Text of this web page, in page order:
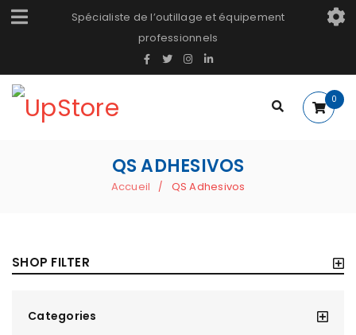
Spécialiste de l’outillage et équipement
professionnels
0
QS ADHESIVOS
Accueil / QS Adhesivos
SHOP FILTER
Categories